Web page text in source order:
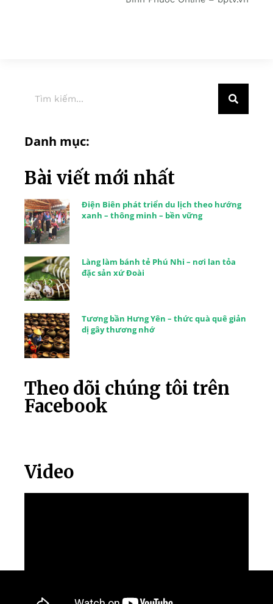
Danh mục:
Bài viết mới nhất
Điện Biên phát triển du lịch theo hướng
xanh – thông minh – bền vững
Làng làm bánh tẻ Phú Nhi – nơi lan tỏa
đặc sản xứ Đoài
Tương bần Hưng Yên – thức quà quê giản
dị gây thương nhớ
Theo dõi chúng tôi trên
Facebook
Video